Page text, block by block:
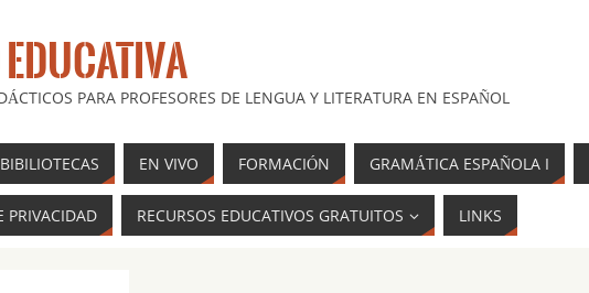
EDUCATIVA
PARA PROFESORES DE LENGUA Y LITERATURA EN ESPAÑOL
BIBILIOTECAS EN VIVO FORMACIÓN GRAMÁTICA ESPAÑOLA I
PRIVACIDAD RECURSOS EDUCATIVOS GRATUITOS LINKS